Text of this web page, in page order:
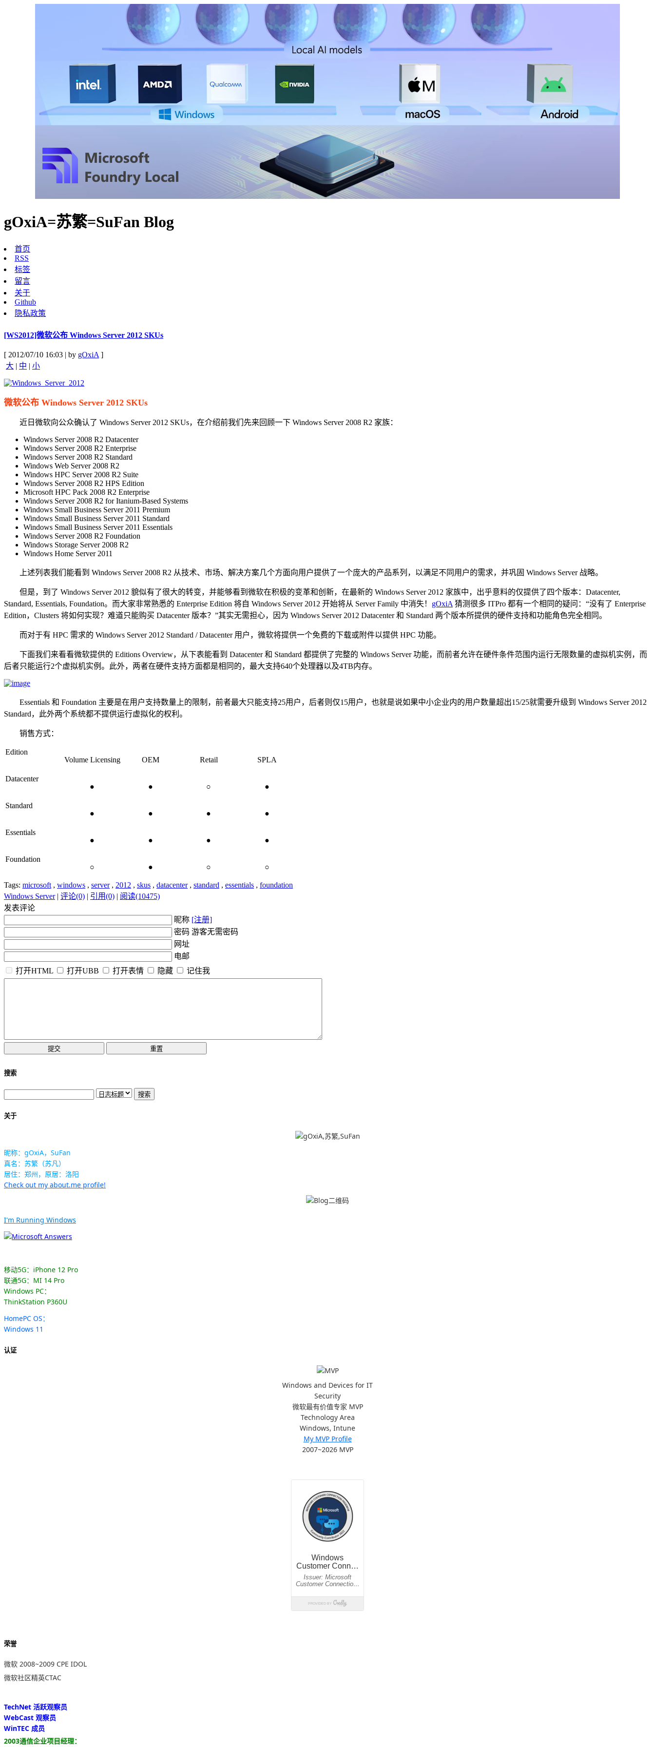
gOxiA=苏繁=SuFan Blog
首页
RSS
标签
留言
关于
Github
隐私政策
[WS2012]微软公布 Windows Server 2012 SKUs
[ 2012/07/10 16:03 | by gOxiA]
大 | 中 | 小
微软公布 Windows Server 2012 SKUs
近日微软向公众确认了 Windows Server 2012 SKUs，在介绍前我们先来回顾一下 Windows Server 2008 R2 家族：
Windows Server 2008 R2 Datacenter
Windows Server 2008 R2 Enterprise
Windows Server 2008 R2 Standard
Windows Web Server 2008 R2
Windows HPC Server 2008 R2 Suite
Windows Server 2008 R2 HPS Edition
Microsoft HPC Pack 2008 R2 Enterprise
Windows Server 2008 R2 for Itanium-Based Systems
Windows Small Business Server 2011 Premium
Windows Small Business Server 2011 Standard
Windows Small Business Server 2011 Essentials
Windows Server 2008 R2 Foundation
Windows Storage Server 2008 R2
Windows Home Server 2011
上述列表我们能看到 Windows Server 2008 R2 从技术、市场、解决方案几个方面向用户提供了一个庞大的产品系列，以满足不同用户的需求，并巩固 Windows Server 战略。
但是，到了 Windows Server 2012 貌似有了很大的转变，并能够看到微软在积极的变革和创新，在最新的 Windows Server 2012 家族中，出乎意料的仅提供了四个版本：Datacenter,
Standard, Essentials, Foundation。而大家非常熟悉的 Enterprise Edition 将自 Windows Server 2012 开始将从 Server Family 中消失！ gOxiA猜测很多 ITPro 都有一个相同的疑问：“没有了 Enterprise
Edition，Clusters 将如何实现？难道只能购买 Datacenter 版本？”其实无需担心，因为 Windows Server 2012 Datacenter 和 Standard 两个版本所提供的硬件支持和功能角色完全相同。
而对于有 HPC 需求的 Windows Server 2012 Standard / Datacenter 用户，微软将提供一个免费的下载或附件以提供 HPC 功能。
下面我们来看看微软提供的 Editions Overview，从下表能看到 Datacenter 和 Standard 都提供了完整的 Windows Server 功能，而前者允许在硬件条件范围内运行无限数量的虚拟机实例，而
后者只能运行2个虚拟机实例。此外，两者在硬件支持方面都是相同的，最大支持640个处理器以及4TB内存。
Essentials 和 Foundation 主要是在用户支持数量上的限制，前者最大只能支持25用户，后者则仅15用户，也就是说如果中小企业内的用户数量超出15/25就需要升级到 Windows Server 2012
Standard，此外两个系统都不提供运行虚拟化的权利。
销售方式：
Edition
Volume Licensing
OEM Retail SPLA
Datacenter
●
● ○ ●
Standard
●
● ● ●
Essentials
●
● ● ●
Foundation
○
● ○ ○
Tags: microsoft, windows , server, 2012 , skus , datacenter, standard , essentials , foundation
Windows Server| 评论(0) | 引用(0) | 阅读(10475)
发表评论
昵称 [注册]
密码 游客无需密码
网址
电邮
打开HTML
打开UBB 打开表情 隐藏 记住我
搜索
关于
昵称：gOxiA，SuFan
真名：苏繁（苏凡）
居住：郑州，原居：洛阳
Check out my about.me profile!
I'm Running Windows
移动5G：iPhone 12 Pro
联通5G：MI 14 Pro
Windows PC：
ThinkStation P360U
HomePC OS：
Windows 11
认证
Windows and Devices for IT
Security
微软最有价值专家 MVP
Technology Area
Windows, Intune
My MVP Profile
2007~2026 MVP
荣誉
微软 2008~2009 CPE IDOL
微软社区精英CTAC
TechNet 活跃观察员
WebCast 观察员
WinTEC 成员
2003通信企业项目经理：